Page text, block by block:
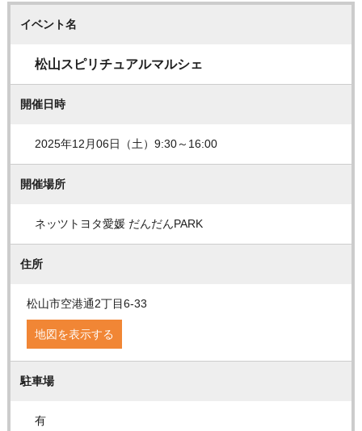
イベント名
松山スピリチュアルマルシェ
開催日時
2025年12月06日（土）9:30～16:00
開催場所
ネッツトヨタ愛媛 だんだんPARK
住所
松山市空港通2丁目6-33
地図を表示する
駐車場
有